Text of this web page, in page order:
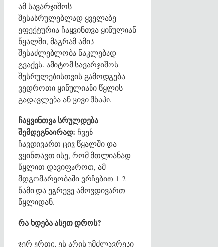
ამ სავარჯიშოს
შესასრულებლად ყველაზე
ეფექტურია ჩაყვინთვა ყინულიან
წყალში, მაგრამ ამის
შესაძლებლობა ნაკლებად
გვაქვს. ამიტომ სავარჯიშოს
შესრულებისთვის გამოდგება
ვედროთი ყინულიანი წყლის
გადავლება ან ცივი შხაპი.
ჩაყვინთვა სრულდება
შემდეგნაირად: ჩვენ
ჩავდივართ ცივ წყალში და
ვყინთავთ ისე, რომ მთლიანად
წყლით დავიფაროთ, ამ
მდგომარეობაში ვრჩებით 1-2
წამი და ეგრევე ამოვდივართ
წყლიდან.
რა ხდება ასეთ დროს?
ჯერ ერთი, ეს არის უმძლავრესი